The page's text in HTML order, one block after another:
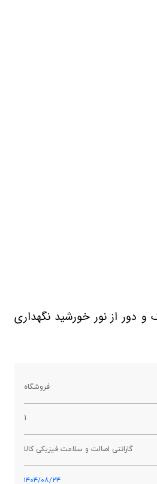
از نور خورشید نگهداری
فروشگاه
1
گارانتی اصالت و سلامت فیزیکی کالا
۱۴۰۴/۰۸/۲۴